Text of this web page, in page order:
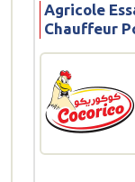
Agricole
Chauffeur